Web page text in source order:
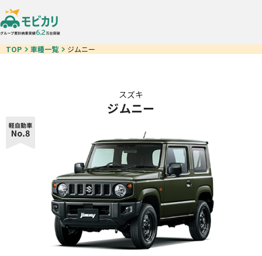
車種一覧
モビ即納車
お得なクルマ一覧
中古車リース
カーリースが初めての方
ご契約の流れ
TOP 車種一覧 ジムニー
スズキ
ジムニー